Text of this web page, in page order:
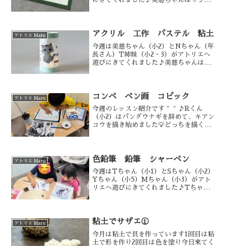
がいいです💡混色もス...
アトリエ Maru アクリル 工作 パステル 粘土
今週は美慈ちゃん（小2）とNちゃん（年
長さん）T姉妹（小2・3）がアトリエへ
遊びにきてくれました♪美慈ちゃんはサ
サクサク進みます！...
アトリエ Maru コンペ ペン画 コピック
今週のレッスン紹介です＾＾♪Rくん
（小2）はパンダウナギを辞めて、キアン
コウを描き始めました💡どっちを描く
ウナギでは画面分割して描き...
アトリエ Maru 色鉛筆 鉛筆 シャーペン
今週はTちゃん（小1）とSちゃん（小2）
Yちゃん（小5）Mちゃん（小3）がアト
リエへ遊びにきてくれました♪Tちゃん
を小学1年生に😂デ...
アトリエ Maru 粘土でサザエ①
今月は粘土で貝を作っています1回目は粘
土で形を作り2回目は色を塗り今日来てく